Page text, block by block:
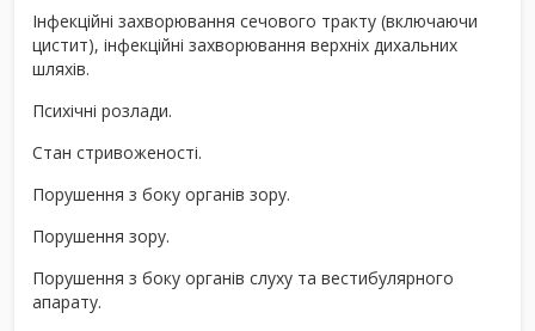
Інфекційні захворювання сечового тракту (включаючи
цистит), інфекційні захворювання верхніх дихальних
шляхів.
Психічні розлади.
Cтан стривоженості.
Порушення з боку органів зору.
Порушення зору.
Порушення з боку органів слуху та вестибулярного
апарату.